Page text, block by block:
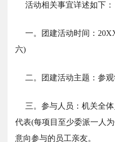
活动相关事宜详述如下：
一。团建活动时间：
六)
二。团建活动主题：参观
三。参与人员：机关全
代表(每项目至少委派一人
意向参与的员工亲友。